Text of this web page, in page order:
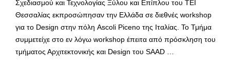
Σχεδιασμού και Τεχνολογίας Ξύλου και Επίπλου του ΤΕΙ
Θεσσαλίας εκπροσώπησαν την Ελλάδα σε διεθνές workshop
για το Design στην πόλη Ascoli Piceno της Ιταλίας. Το Τμήμα
συμμετείχε στο εν λόγω workshop έπειτα από πρόσκληση του
τμήματος Αρχιτεκτονικής και Design του SAAD …